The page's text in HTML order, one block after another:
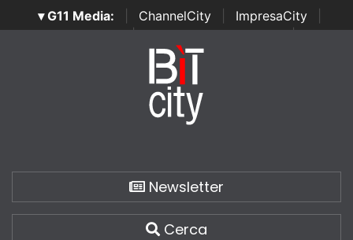
▾ G11 Media: ChannelCity ImpresaCity
SecurityOpenLab | Italian Channel Awards | Italian
Italian Security Awards
Newsletter
Cerca